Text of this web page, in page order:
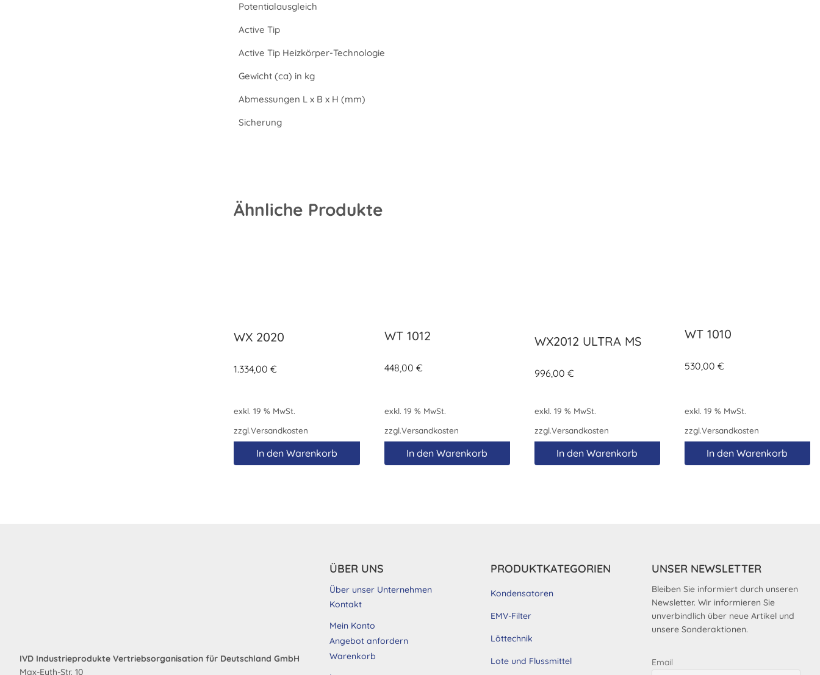
Potentialausgleich
Active Tip
Active Tip Heizkörper-Technologie
Gewicht (ca) in kg
Abmessungen L x B x H (mm)
Sicherung
Ähnliche Produkte
WX 2020
1.334,00€
exkl. 19 % MwSt.
zzgl.Versandkosten
In den Warenkorb
WT 1012
448,00 €
exkl. 19 % MwSt.
zzgl.Versandkosten
In den Warenkorb
WX2012 ULTRA MS
996,00 €
exkl. 19 % MwSt.
zzgl.Versandkosten
In den Warenkorb
WT 1010
530,00 €
exkl. 19 % MwSt.
zzgl.Versandkosten
In den Warenkorb
IVD Industrieprodukte Vertriebsorganisation für Deutschland GmbH
Max-Eyth-Str. 10
ÜBER UNS
Über unser Unternehmen
Kontakt
Mein Konto
Angebot anfordern
Warenkorb
PRODUKTKATEGORIEN
Kondensatoren
EMV-Filter
Löttechnik
Lote und Flussmittel
UNSER NEWSLETTER
Bleiben Sie informiert durch unseren
Newsletter. Wir informieren Sie
unverbindlich über neue Artikel und
unsere Sonderaktionen.
Email